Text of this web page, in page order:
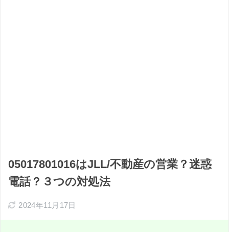
05017801016はJLL/不動産の営業？迷惑
電話？３つの対処法
2024年11月17日